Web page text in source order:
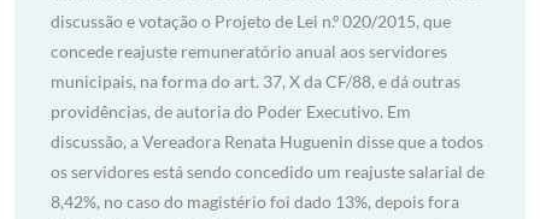
discussão e votação o Projeto de Lei n.º 020/2015, que
concede reajuste remuneratório anual aos servidores
municipais, na forma do art. 37, X da CF/88, e dá outras
providências, de autoria do Poder Executivo. Em
discussão, a Vereadora Renata Huguenin disse que a todos
os servidores está sendo concedido um reajuste salarial de
8,42%, no caso do magistério foi dado 13%, depois fora